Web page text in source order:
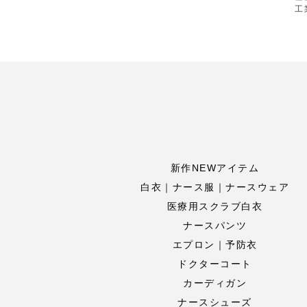
工
新作NEWアイテム
白衣｜ナース服｜ナースウェア
医療用スクラブ白衣
ナースパンツ
エプロン｜予防衣
ドクターコート
カーディガン
ナースシューズ